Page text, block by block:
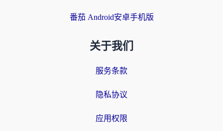
番茄 Android安卓手机版
关于我们
服务条款
隐私协议
应用权限